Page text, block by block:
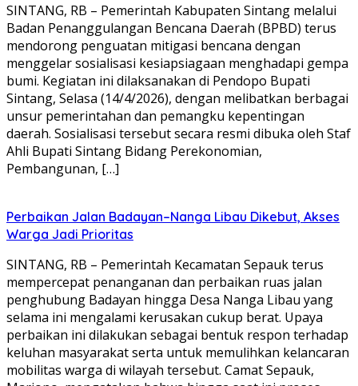
SINTANG, RB – Pemerintah Kabupaten Sintang melalui
Badan Penanggulangan Bencana Daerah (BPBD) terus
mendorong penguatan mitigasi bencana dengan
menggelar sosialisasi kesiapsiagaan menghadapi gempa
bumi. Kegiatan ini dilaksanakan di Pendopo Bupati
Sintang, Selasa (14/4/2026), dengan melibatkan berbagai
unsur pemerintahan dan pemangku kepentingan
daerah. Sosialisasi tersebut secara resmi dibuka oleh Staf
Ahli Bupati Sintang Bidang Perekonomian,
Pembangunan, […]
Perbaikan Jalan Badayan–Nanga Libau Dikebut, Akses
Warga Jadi Prioritas
SINTANG, RB – Pemerintah Kecamatan Sepauk terus
mempercepat penanganan dan perbaikan ruas jalan
penghubung Badayan hingga Desa Nanga Libau yang
selama ini mengalami kerusakan cukup berat. Upaya
perbaikan ini dilakukan sebagai bentuk respon terhadap
keluhan masyarakat serta untuk memulihkan kelancaran
mobilitas warga di wilayah tersebut. Camat Sepauk,